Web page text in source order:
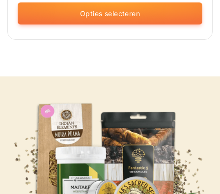
Opties selecteren
Dit
product
gekozen
de
productpagina